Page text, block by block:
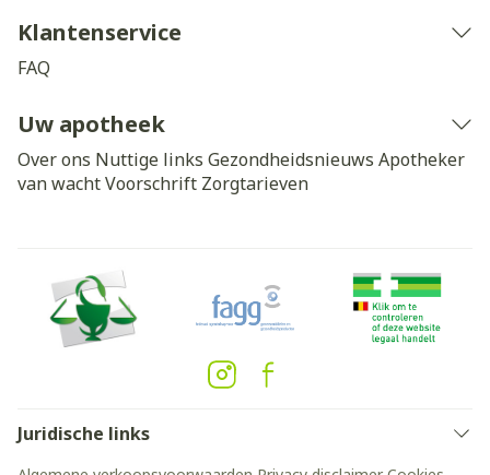
Klantenservice
FAQ
Uw apotheek
Over ons Nuttige links Gezondheidsnieuws Apotheker
van wachtVoorschrift Zorgtarieven
Juridische links